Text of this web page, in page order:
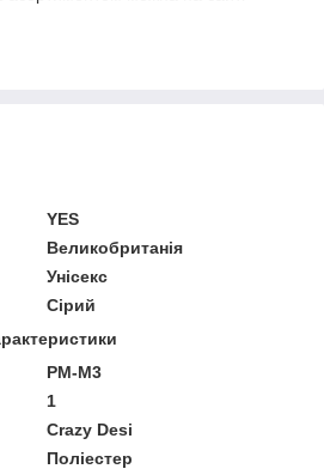
YES
Великобританія
Унісекс
Сірий
PM-M3
1
Crazy Desi
Поліестер